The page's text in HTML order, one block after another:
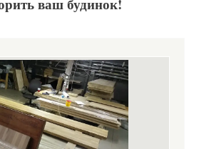
ваш будинок!